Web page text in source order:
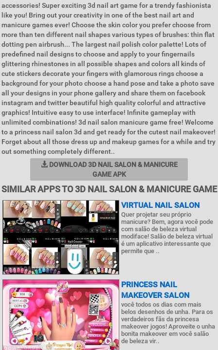
accessories! Super exciting 3d nail art game for a trendy fashionista
like you! Bring out your creativity in one of the best nail art and
manicure games ever! Choose the skin color you prefer choose from
more than ten different nail shapes various types of brushes: thin flat
dotting pen airbrush... The largest nail polish color palette! Lots of
predefined nail designs to choose and apply to your fingernails
glittering rhinestones in all possible shapes and colors all kinds of
cute stickers decorate your fingers with glamorous rings choose a
background for your photo choose a hand pose and take a photo save
all your designs in your phone gallery and share them on facebook
instagram and twitter beautiful high quality colorful and attractive
graphics! Intuitive easy to use interface! Infinite gameplay with
unlimited combinations! 3d nail salon manicure game free! Welcome
to a princess nail salon 3d and get ready for the cutest nail makeover!
Forget about all those dress up and makeup games for a while and try
out something completely different..
DOWNLOAD 3D NAIL SALON & MANICURE
GAME APK
SIMILAR APPS TO 3D NAIL SALON & MANICURE GAME
VIRTUAL NAIL SALON
Quer projetar seu próprio
manicure? Bem, agora você pode
com salão de beleza virtual
modiface! Salão de beleza virtual
é um aplicativo interessante que
permite que ..
PRINCESS NAIL
MAKEOVER SALON
você todos os dias com mais
belos desenhos de unha. Para os
verdadeiros fãs da princesa
makeover jogos! Aproveite o unha
bonita makeover em você salão
de beleza vir..